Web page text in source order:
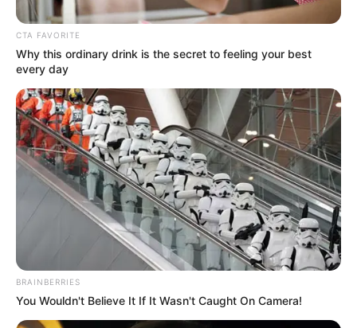
ΚΟΙΝΩΝΙΚΑ ΔΙΚΤΥΑ
FACEBOOK ΑΡΈΣΕΙ
YOUTUBE ΕΓΓΡΑΦΕΊΤΕ
EMAIL ΑΚΟΛΟΥΘΉΣΤΕ
CTA FAVORITE
Why this ordinary drink is the secret to feeling your best
every day
BRAINBERRIES
You Wouldn't Believe It If It Wasn't Caught On Camera!